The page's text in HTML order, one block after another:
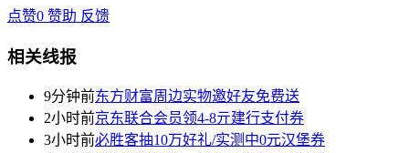
点赞0 赞助 反馈
相关线报
9分钟前东方财富周边实物邀好友免费送
2小时前京东联合会员领4-8亓建行支付券
3小时前必胜客抽10万好礼/实测中0元汉堡券